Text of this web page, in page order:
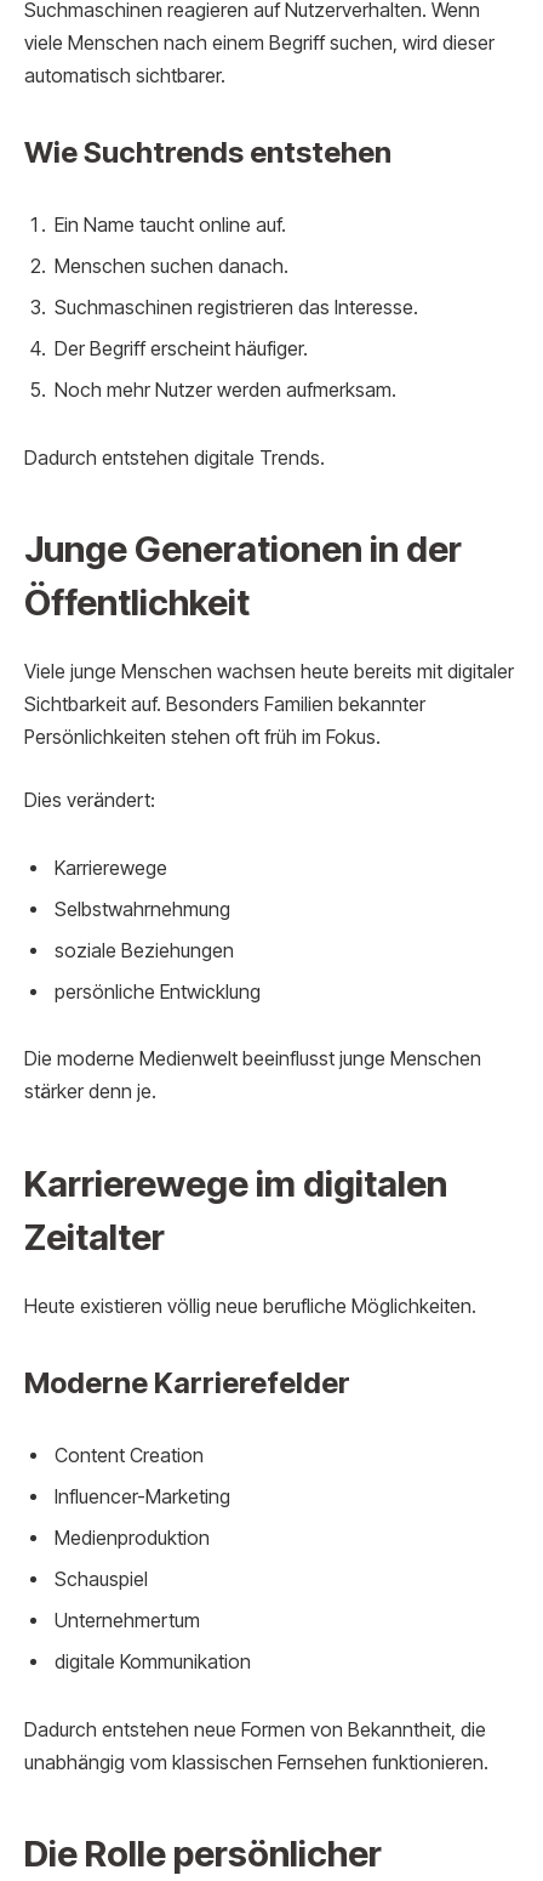
Suchmaschinen reagieren auf Nutzerverhalten. Wenn
viele Menschen nach einem Begriff suchen, wird dieser
automatisch sichtbarer.
Wie Suchtrends entstehen
Ein Name taucht online auf.
Menschen suchen danach.
Suchmaschinen registrieren das Interesse.
Der Begriff erscheint häufiger.
Noch mehr Nutzer werden aufmerksam.
Dadurch entstehen digitale Trends.
Junge Generationen in der
Öffentlichkeit
Viele junge Menschen wachsen heute bereits mit digitaler
Sichtbarkeit auf. Besonders Familien bekannter
Persönlichkeiten stehen oft früh im Fokus.
Dies verändert:
Karrierewege
Selbstwahrnehmung
soziale Beziehungen
persönliche Entwicklung
Die moderne Medienwelt beeinflusst junge Menschen
stärker denn je.
Karrierewege im digitalen
Zeitalter
Heute existieren völlig neue berufliche Möglichkeiten.
Moderne Karrierefelder
Content Creation
Influencer-Marketing
Medienproduktion
Schauspiel
Unternehmertum
digitale Kommunikation
Dadurch entstehen neue Formen von Bekanntheit, die
unabhängig vom klassischen Fernsehen funktionieren.
Die Rolle persönlicher